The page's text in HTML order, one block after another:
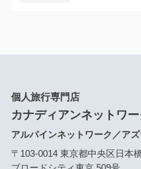
個人旅行専門店
カナディアンネットワー
アルパインネットワーク／ア
〒103-0014 東京都中央区日本